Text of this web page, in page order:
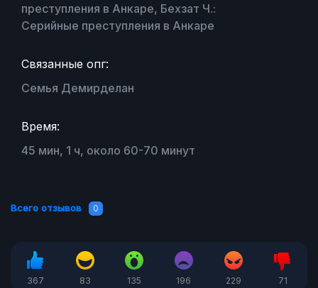
преступления в Анкаре, Бехзат Ч.:
Серийные преступления в Анкаре
Связанные опг:
Семья Демирделан
Время:
45 мин, 1 ч, около 60-70 минут
Всего отзывов 0
367 83 135 196 229 71